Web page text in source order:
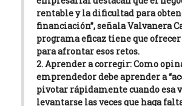
rentable y la dificultad para
financiación”, señala Valvanera
programa eficaz tiene que
para afrontar esos retos.
2. Aprender a corregir:Como
emprendedor debe aprender a
pivotar rápidamente cuando esa
levantarse las veces que haga